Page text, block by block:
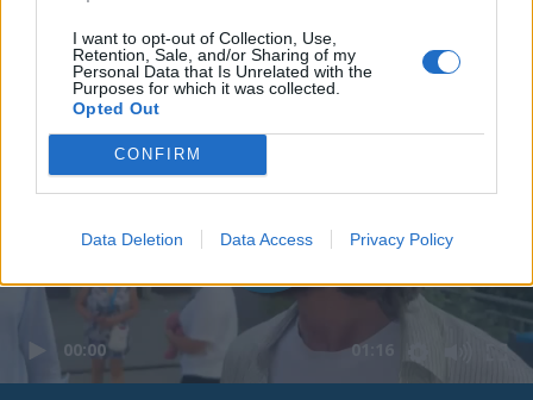
I want to opt-out of Collection, Use,
Retention, Sale, and/or Sharing of my
Personal Data that Is Unrelated with the
Purposes for which it was collected.
Opted Out
CONFIRM
Data Deletion Data Access Privacy Policy
00:00 01:16